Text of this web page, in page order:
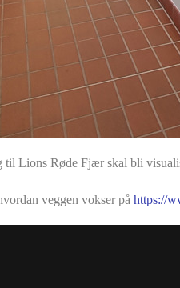
Lions Røde Fjær skal bli
veggen vokser på https://